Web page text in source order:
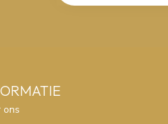
ons